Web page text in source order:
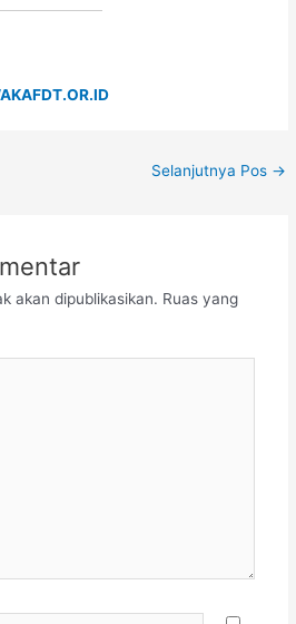
Selanjutnya Pos →
akan dipublikasikan. Ruas yang